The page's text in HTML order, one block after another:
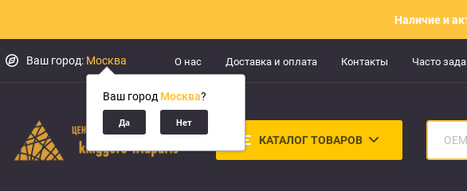
Наличие и
Ваш город: Москва
Ваш город Москва?
О нас Доставка и оплата Контакты Часто
КАТАЛОГ ТОВАРОВ